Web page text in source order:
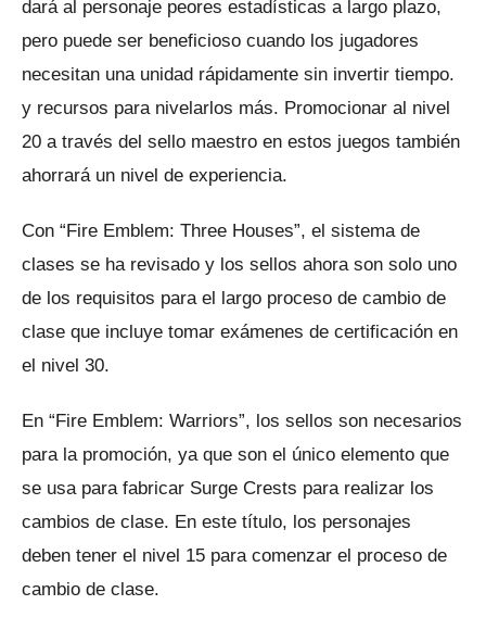
dará al personaje peores estadísticas a largo plazo,
pero puede ser beneficioso cuando los jugadores
necesitan una unidad rápidamente sin invertir tiempo.
y recursos para nivelarlos más. Promocionar al nivel
20 a través del sello maestro en estos juegos también
ahorrará un nivel de experiencia.
Con “Fire Emblem: Three Houses”, el sistema de
clases se ha revisado y los sellos ahora son solo uno
de los requisitos para el largo proceso de cambio de
clase que incluye tomar exámenes de certificación en
el nivel 30.
En “Fire Emblem: Warriors”, los sellos son necesarios
para la promoción, ya que son el único elemento que
se usa para fabricar Surge Crests para realizar los
cambios de clase. En este título, los personajes
deben tener el nivel 15 para comenzar el proceso de
cambio de clase.